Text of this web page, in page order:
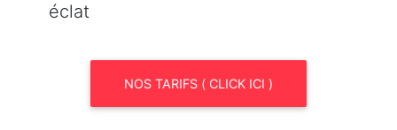
éclat
NOS TARIFS ( CLICK ICI )